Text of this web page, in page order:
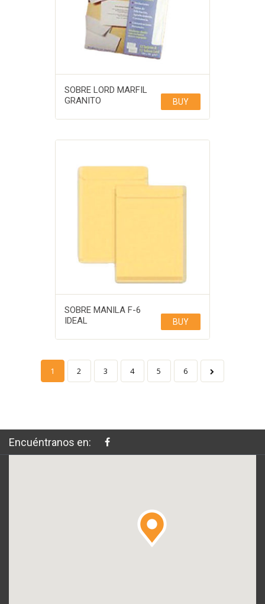
SOBRE LORD MARFIL
GRANITO
BUY
SOBRE MANILA F-6
IDEAL
BUY
1 2 3 4 5 6
Encuéntranos en: